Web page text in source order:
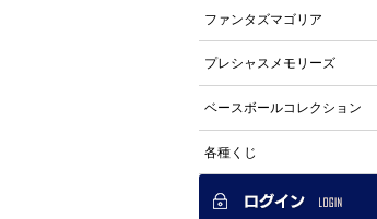
ファンタズマゴリア
プレシャスメモリーズ
ベースボールコレクション
各種くじ